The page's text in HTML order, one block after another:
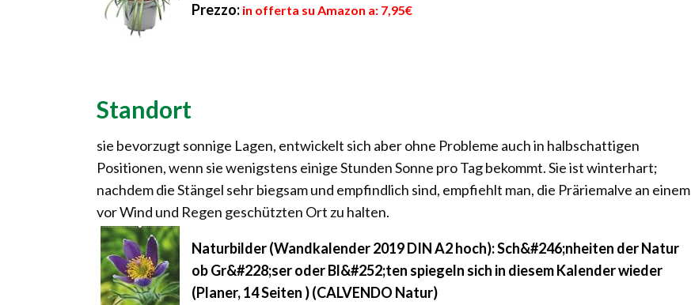
Prezzo: in offerta su Amazon a: 7,95€
Standort
sie bevorzugt sonnige Lagen, entwickelt sich aber ohne Probleme auch in halbschattigen
Positionen, wenn sie wenigstens einige Stunden Sonne pro Tag bekommt. Sie ist winterhart;
nachdem die Stängel sehr biegsam und empfindlich sind, empfiehlt man, die Präriemalve an einem
vor Wind und Regen geschützten Ort zu halten.
Naturbilder (Wandkalender 2019 DIN A2 hoch): Sch&#246;nheiten der Natur
ob Gr&#228;ser oder Bl&#252;ten spiegeln sich in diesem Kalender wieder
(Planer, 14 Seiten ) (CALVENDO Natur)